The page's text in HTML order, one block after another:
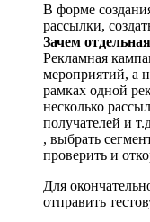
В форме
рассылки,
Зачем
Рекламная
мероприятий, а
рамках одной
несколько
получателей и
, выбрать
проверить и
Для
отправить